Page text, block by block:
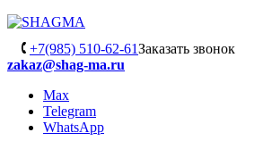
+7(985) 510-62-61Заказать звонок
zakaz@shag-ma.ru
Max
Telegram
WhatsApp